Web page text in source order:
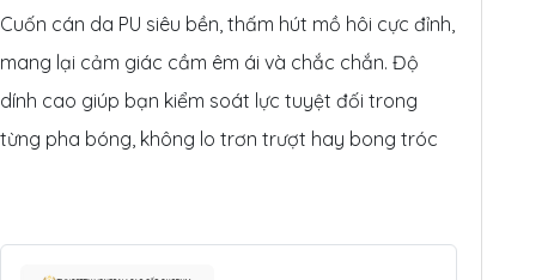
Cuốn cán da PU siêu bền, thấm hút mồ hôi cực đỉnh,
mang lại cảm giác cầm êm ái và chắc chắn. Độ
dính cao giúp bạn kiểm soát lực tuyệt đối trong
từng pha bóng, không lo trơn trượt hay bong tróc